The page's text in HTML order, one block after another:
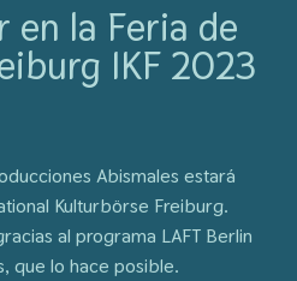
en la Feria de
IKF 2023
Abismales estará
Kulturbörse Freiburg.
al programa LAFT Berlin
que lo hace posible.